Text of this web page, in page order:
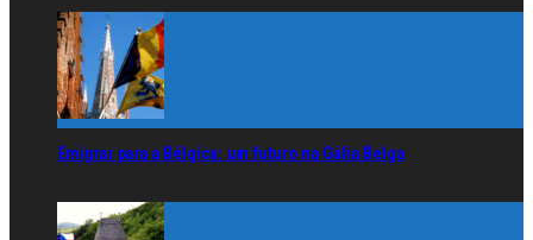
Emigrar para a Bélgica: um futuro na Gália Belga